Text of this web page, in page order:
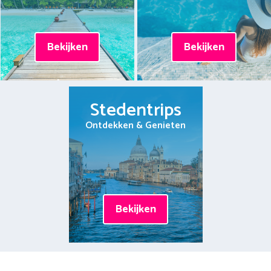
Bekijken Bekijken
Stedentrips
Ontdekken & Genieten
Bekijken